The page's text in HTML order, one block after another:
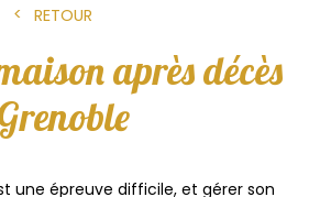
RETOUR
après décès
une épreuve difficile, et gérer son